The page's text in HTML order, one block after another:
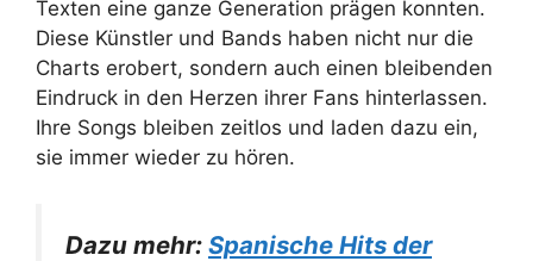
Texten eine ganze Generation prägen konnten.
Diese Künstler und Bands haben nicht nur die
Charts erobert, sondern auch einen bleibenden
Eindruck in den Herzen ihrer Fans hinterlassen.
Ihre Songs bleiben zeitlos und laden dazu ein,
sie immer wieder zu hören.
Dazu mehr: Spanische Hits der